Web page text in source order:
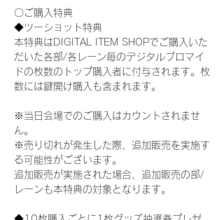
〇ご購入特典
◆ツーショット特典
本特典はDIGITAL ITEM SHOPでご購入いた
だいた各部/各レーン毎のデジタルブロマイ
ドの枚数のトップ購入者に付与されます。枚
数には鍵開け購入も含まれます。
※当日会場でのご購入はカウントされませ
ん。
※売り切れが発生した際、追加販売を実施す
る可能性がございます。
追加販売が実施された場合、追加販売の部/
レーンも本特典の対象となります。